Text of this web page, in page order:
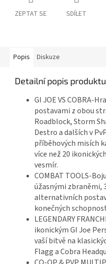
ZEPTAT SE SDÍLET
Popis Diskuze
Detailní popis produktu
GI JOE VS COBRA-
postavami z obou
Roadblock, Storm
Destro a dalších v
příběhových misích
více než 20
vesmír.
COMBAT TOOLS-
úžasnými zbraněmi,
alternativních
konečných
LEGENDARY
ikonickým GI Joe
vaší bitvě na
Flagg a Cobra